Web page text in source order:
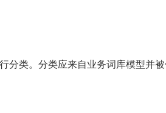
分类。分类应来自业务词库模型并